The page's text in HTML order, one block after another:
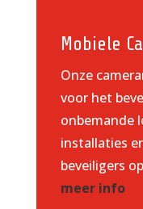
Mobiele
Onze
voor het
onbemande
installaties
beveiligers
meer info